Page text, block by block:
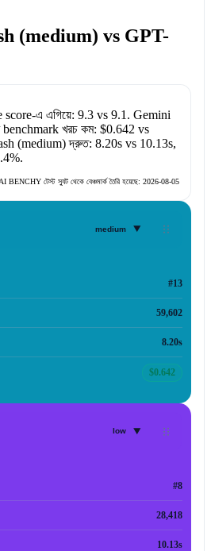
(medium) vs GPT-
এ এগিয়ে: 9.3vs 9.1 . Gemini
benchmark খরচ কম: $0.642 vs
(medium)দ্রুত: 8.20svs 10.13s,
.
AI BENCHY টেস্ট স্যুট থেকে বেঞ্চমার্ক তৈরি হয়েছে: 2026-08-05
medium ▾
#13
59,602
8.20s
$0.642
low ▾
#8
28,418
10.13s